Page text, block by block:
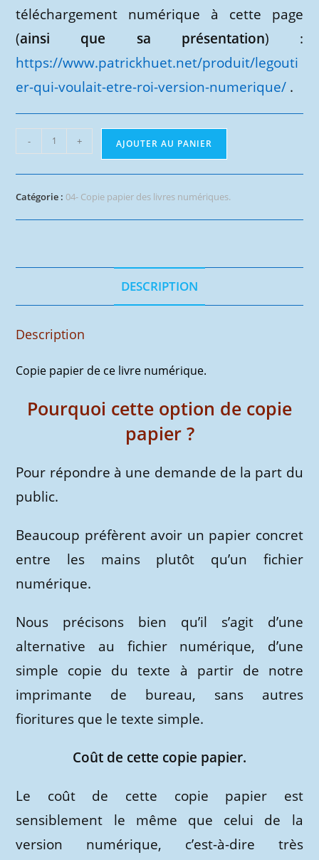
téléchargement numérique à cette page
(ainsi que sa présentation) :
https://www.patrickhuet.net/produit/legouti
er-qui-voulait-etre-roi-version-numerique/ .
quantité
de
L’égoutier
- + AJOUTER AU PANIER
Catégorie :04- Copie papier des livres numériques.
DESCRIPTION
Description
Copie papier de ce livre numérique.
Pourquoi cette option de copie
papier ?
Pour répondre à une demande de la part du
public.
Beaucoup préfèrent avoir un papier concret
entre les mains plutôt qu’un fichier
numérique.
Nous précisons bien qu’il s’agit d’une
alternative au fichier numérique, d’une
simple copie du texte à partir de notre
imprimante de bureau, sans autres
fioritures que le texte simple.
Coût de cette copie papier.
Le coût de cette copie papier est
sensiblement le même que celui de la
version numérique, c’est-à-dire très